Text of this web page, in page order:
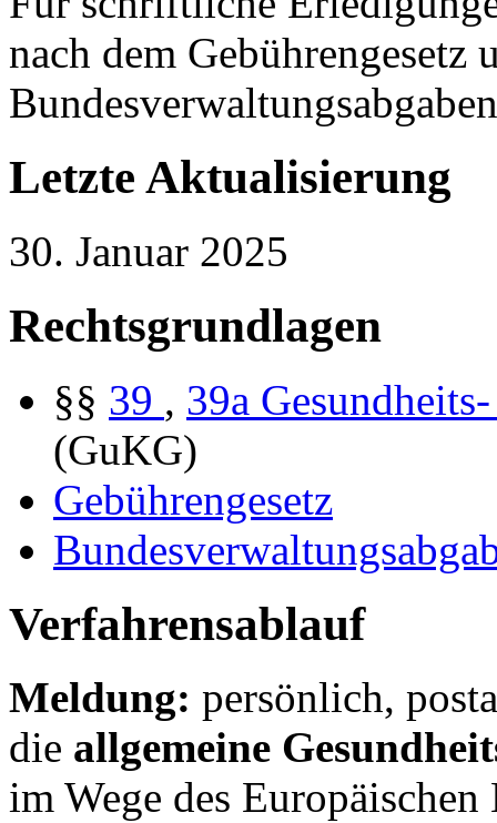
nach dem Gebührengesetz
Letzte Aktualisierung
30. Januar 2025
Rechtsgrundlagen
§§ 39 , 39a
(GuKG)
Gebührengesetz
Verfahrensablauf
Meldung: persönlich,
die allgemeine
im Wege des